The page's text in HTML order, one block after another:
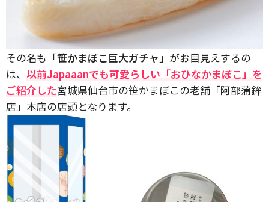
その名も「笹かまぼこ巨大ガチャ 」がお目見えするの
は、 以前Japaaanでも可愛らしい「おひなかまぼこ」を
ご紹介した宮城県仙台市の笹かまぼこの老舗「阿部蒲鉾
店」本店の店頭となります。